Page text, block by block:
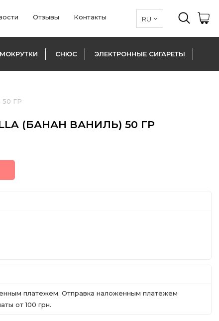
Отзывы Контакты
СНЮС ЭЛЕКТРОННЫЕ СИГАРЕТЫ
50 ГР
(БАНАН ВАНИЛЬ) 50 ГР
платежем. Отправка наложенным платежем
от 100 грн.